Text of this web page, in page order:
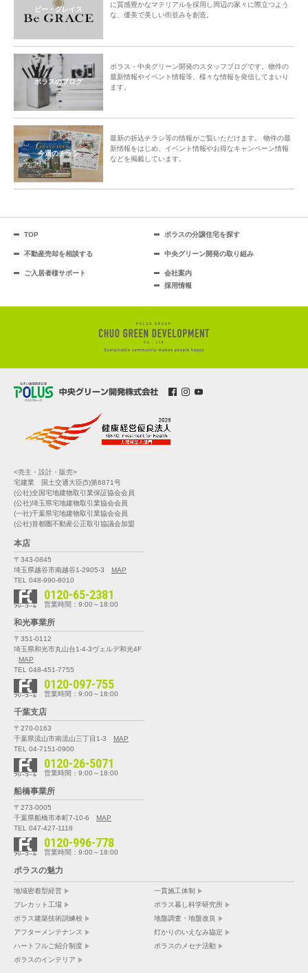
ビー・グレイス
に質感豊かなマテリアルを採用し周辺の家々に際立つよう
な、優美で美しい街並みを創造。
ポラスのブログ
ポラス・中央グリーン開発のスタッフブログです。物件の
最新情報やイベント情報等、様々な情報を発信してまいり
ます。
今週のチラシ
最新の折込チラシ等の情報がご覧いただけます。 物件の最
新情報をはじめ、イベント情報やお得なキャンペーン情報
などを掲載しています。
TOP ポラスの分譲住宅を探す
不動産売却を相談する 中央グリーン開発の取り組み
ご入居者様サポート
会社案内
採用情報
<売主・設計・販売>
宅建業 国土交通大臣(5)第6871号
(公社)全国宅地建物取引業保証協会会員
(公社)埼玉県宅地建物取引業協会会員
(一社)千葉県宅地建物取引業協会会員
(公社)首都圏不動産公正取引協議会加盟
本店
〒343-0845
埼玉県越谷市南越谷1-2905-3
MAP
TEL 048-990-8010
0120-65-2381
営業時間：9:00～18:00
和光事業所
〒351-0112
埼玉県和光市丸山台1-4-3ヴェルデ和光4F
MAP
TEL 048-451-7755
0120-097-755
営業時間：9:00～18:00
千葉支店
〒270-0163
千葉県流山市南流山三丁目1-3
MAP
TEL 04-7151-0900
0120-26-5071
営業時間：9:00～18:00
船橋事業所
〒273-0005
千葉県船橋市本町7-10-6
MAP
TEL 047-427-1118
0120-996-778
営業時間：9:00～18:00
ポラスの魅力
地域密着型経営
一貫施工体制
プレカット工場
ポラス暮し科学研究所
ポラス建築技術訓練校
地盤調査・地盤改良
アフターメンテナンス
灯かりのいえなみ協定
ハートフルご紹介制度
ポラスのメセナ活動
ポラスのインテリア